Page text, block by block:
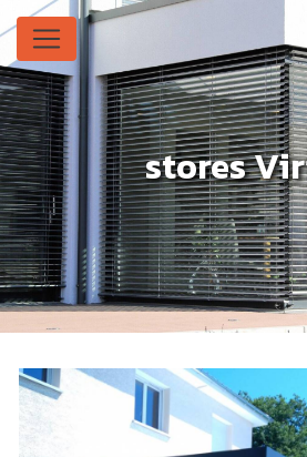
stores
Panneau de gestion des cookies